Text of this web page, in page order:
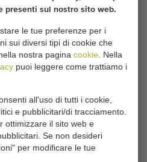
presenti sul nostro sito web.
le tue preferenze per i
sui diversi tipi di cookie che
nostra pagina cookie . Nella
puoi leggere come trattiamo i
all'uso di tutti i cookie,
e pubblicitari/di tracciamento.
ottimizzare il sito web e
Se non desideri
per modificare le tue
Aweta
SUL
DI